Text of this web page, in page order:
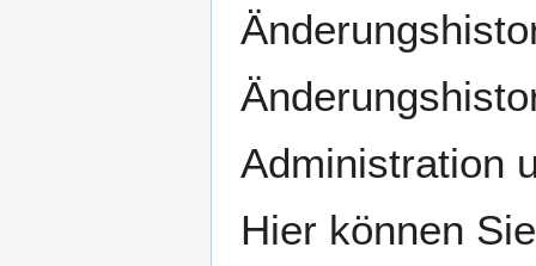
Administration
Hier können